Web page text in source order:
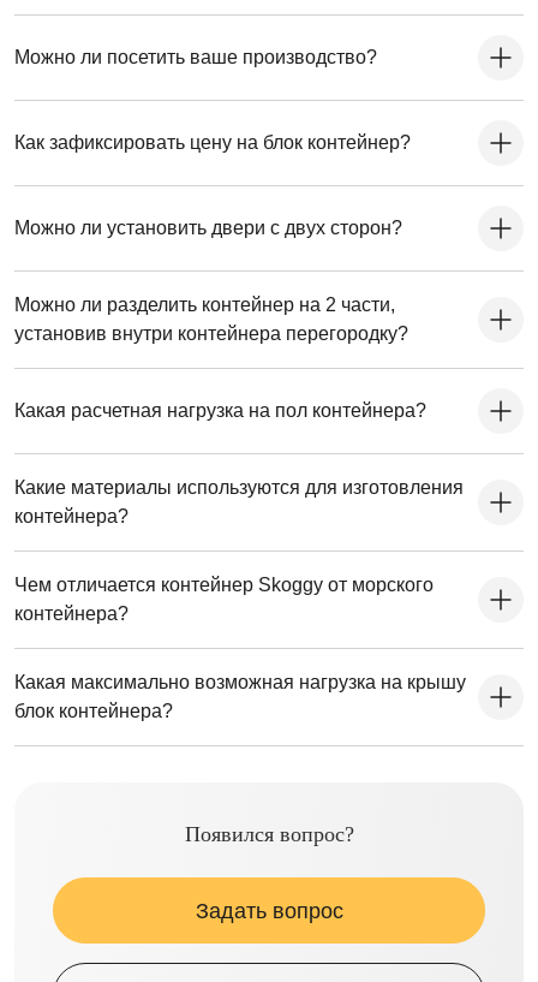
Можно ли посетить ваше производство?
Как зафиксировать цену на блок контейнер?
Можно ли установить двери с двух сторон?
Можно ли разделить контейнер на 2 части,
установив внутри контейнера перегородку?
Какая расчетная нагрузка на пол контейнера?
Какие материалы используются для изготовления
контейнера?
Чем отличается контейнер Skoggy от морского
контейнера?
Какая максимально возможная нагрузка на крышу
блок контейнера?
Появился вопрос?
Задать вопрос